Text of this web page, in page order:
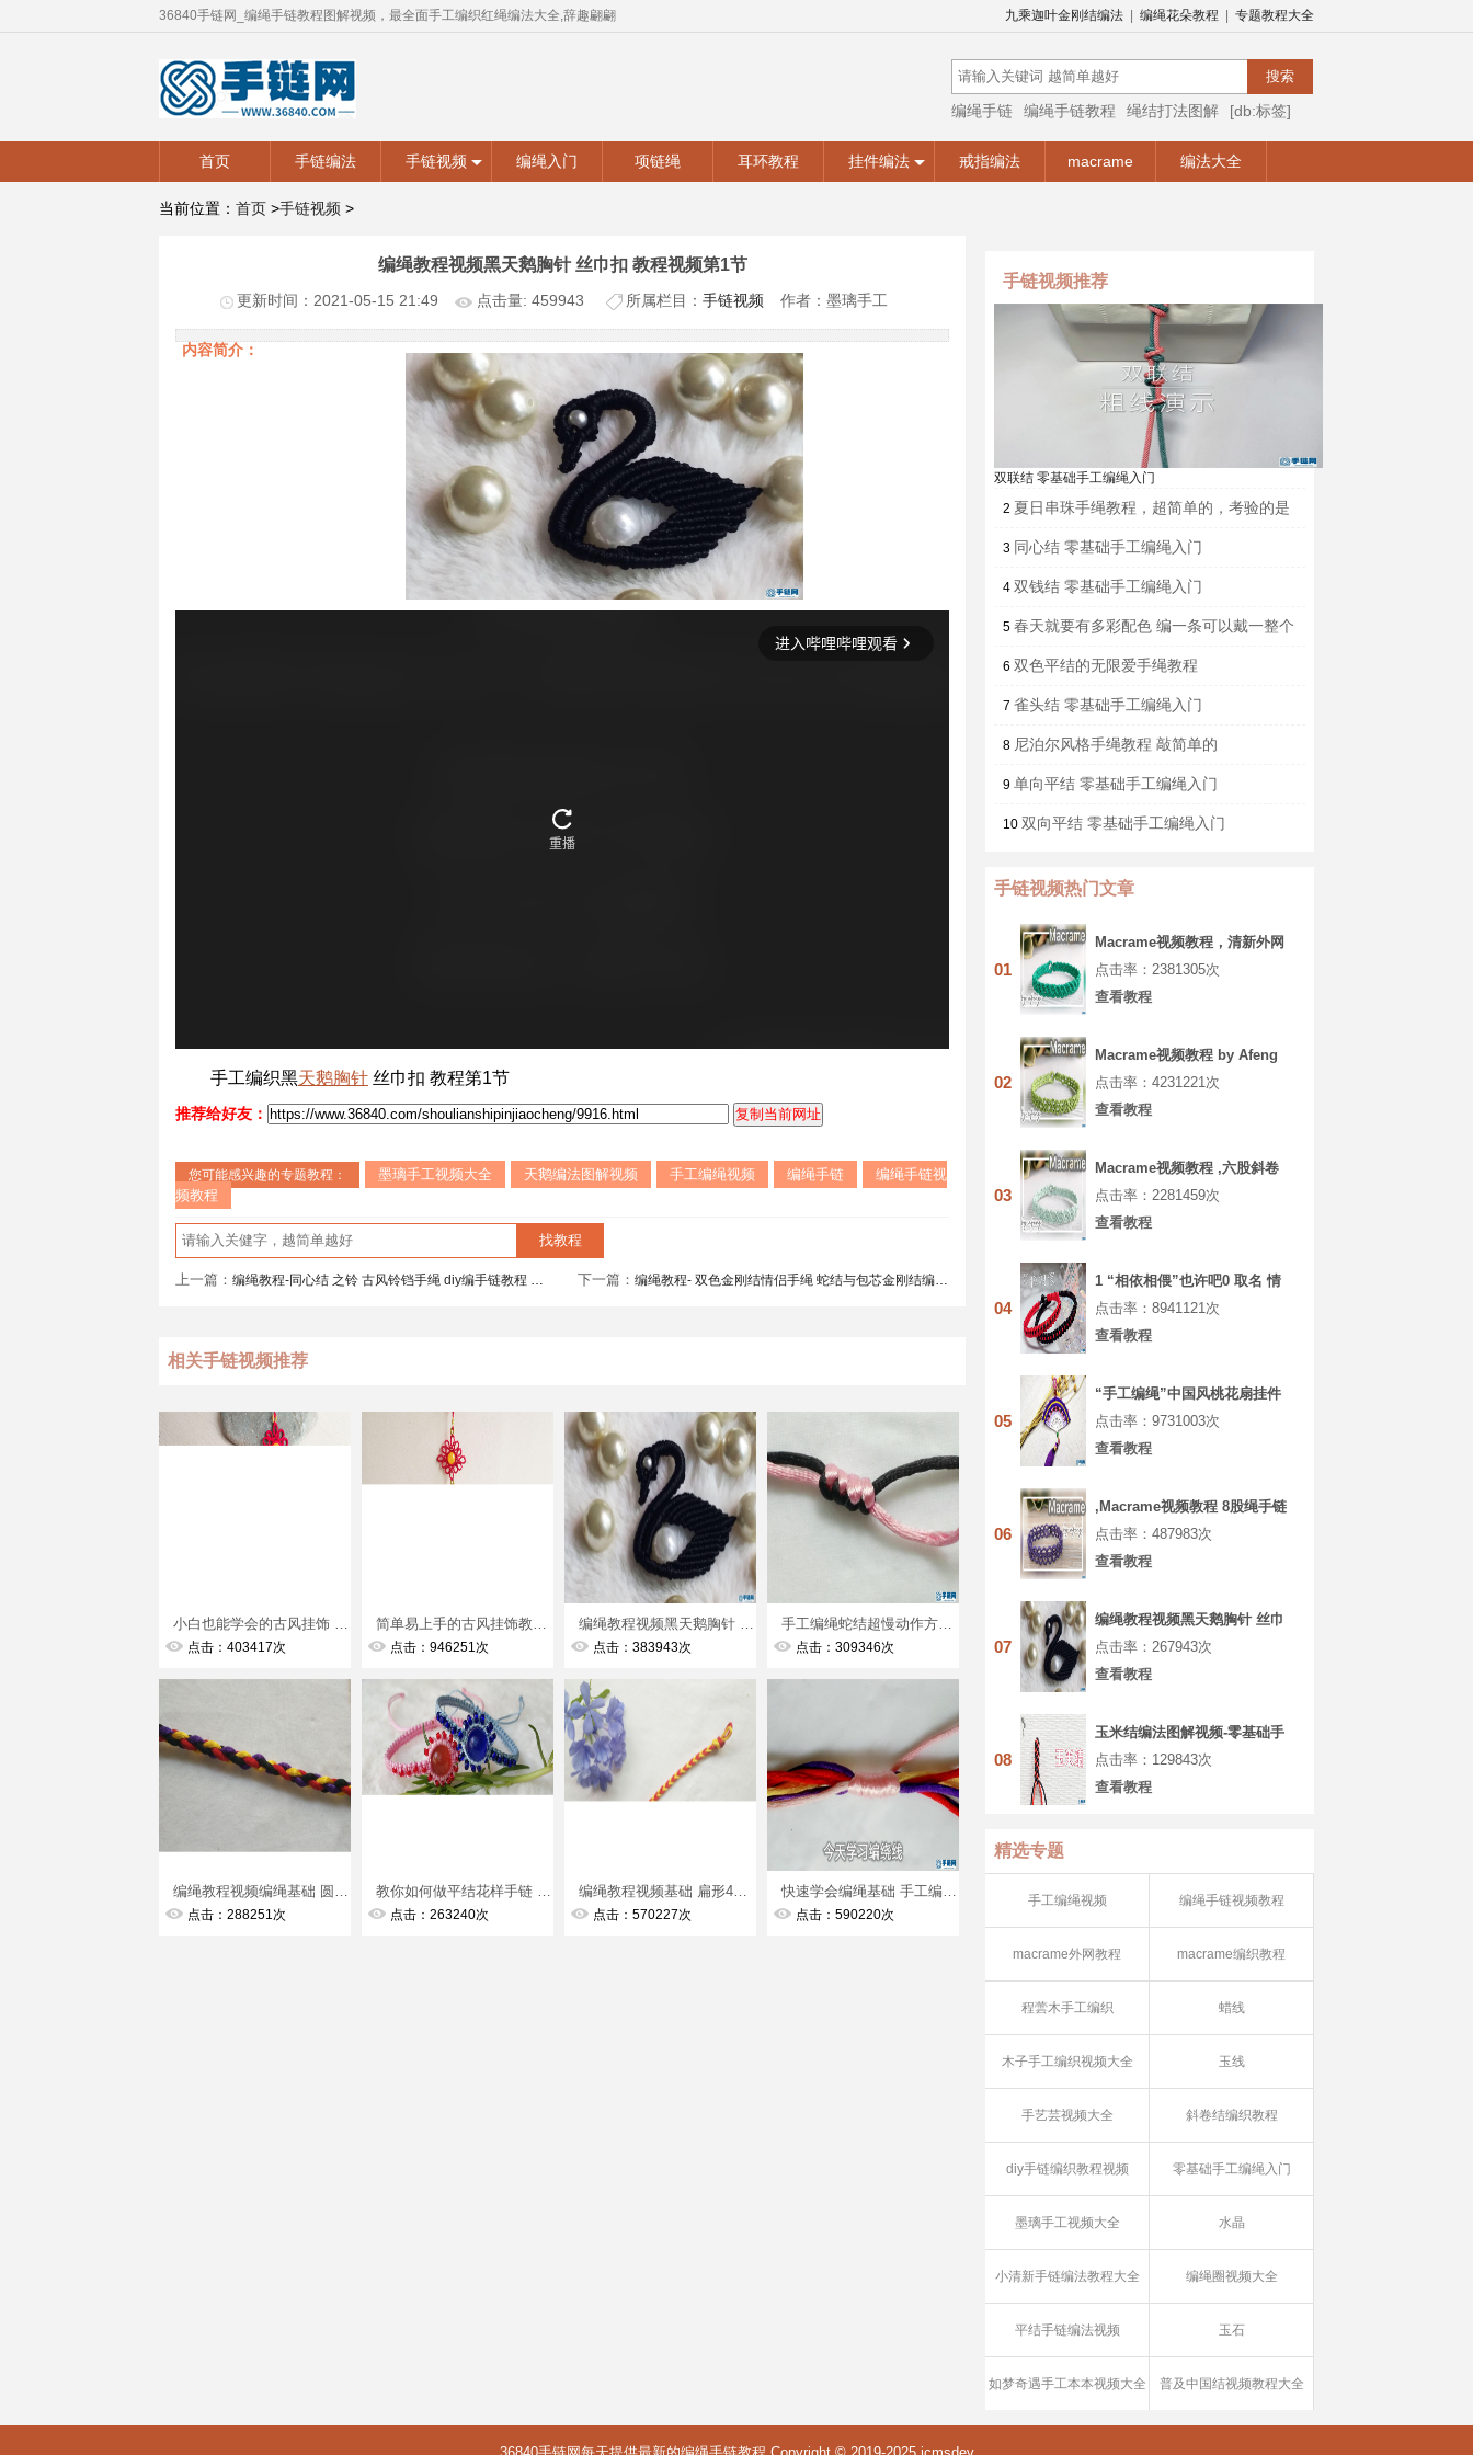
九乘迦叶金刚结编法 编绳花朵教程 专题教程大全
36840手链网_编绳手链教程图解视频，最全面手工编织红绳编法大全,辞趣翩翩
编绳手链 编绳手链教程 绳结打法图解
[db:标签]
首页
手链编法 手链视频 编绳入门 项链绳 耳环教程 挂件编法 戒指编法 macrame 编法大全
当前位置： 首页 >手链视频 >
手链视频推荐
双联结 零基础手工编绳入门
2 夏日串珠手绳教程，超简单的，考验的是
配色能力
3 同心结 零基础手工编绳入门
4 双钱结 零基础手工编绳入门
5 春天就要有多彩配色 编一条可以戴一整个
夏天的手绳
6 双色平结的无限爱手绳教程
7 雀头结 零基础手工编绳入门
8 尼泊尔风格手绳教程 敲简单的
9 单向平结 零基础手工编绳入门
10 双向平结 零基础手工编绳入门
手链视频热门文章
01
Macrame视频教程，清新外网
手链编织步骤
点击率：2381305次
查看教程
02
Macrame视频教程 by Afeng
编绳,6股绳编法
（1）,Macrame视频教程 手链
点击率：4231221次
查看教程
03
Macrame视频教程 ,六股斜卷
结手绳编织的方法
点击率：2281459次
查看教程
04
1 “相依相偎”也许吧0 取名 情
侣手绳
点击率：8941121次
查看教程
05
“手工编绳”中国风桃花扇挂件
编织教程视频（上集）
点击率：9731003次
查看教程
06
,Macrame视频教程 8股绳手链
编法步骤
点击率：487983次
查看教程
07
编绳教程视频黑天鹅胸针 丝巾
扣 教程视频第1节
点击率：267943次
查看教程
08
玉米结编法图解视频-零基础手
工编绳入门
点击率：129843次
查看教程
精选专题
手工编绳视频 编绳手链视频教程
macrame外网教程 macrame编织教程
程蕓木手工编织 蜡线
木子手工编织视频大全 玉线
手艺芸视频大全 斜卷结编织教程
diy手链编织教程视频 零基础手工编绳入门
墨璃手工视频大全 水晶
小清新手链编法教程大全 编绳圈视频大全
平结手链编法视频 玉石
如梦奇遇手工本本视频大全 普及中国结视频教程大全
编绳教程视频黑天鹅胸针 丝巾扣 教程视频第1节
更新时间：2021-05-15 21:49 点击量: 459943 所属栏目： 手链视频 作者：墨璃手工
内容简介：
手工编织黑天鹅胸针 丝巾扣 教程第1节
推荐给好友：
您可能感兴趣的专题教程： 墨璃手工视频大全 天鹅编法图解视频 手工编绳视频 编绳手链
编绳手链视
频教程
上一篇： 编绳教程-同心结 之铃 古风铃铛手绳 diy编手链教程 男生的配色可为黑蓝配 也非常漂亮哦 下一篇：编绳教程- 双色金刚结情侣手绳 蛇结与包芯金刚结编法相结合的一款红黑经典配色的情侣手绳 情人节快到了 把你的心意送给他吧!
相关手链视频推荐
小白也能学会的古风挂饰 编绳教程视频挂饰古风教程视频 第1节
点击：403417次
简单易上手的古风挂饰教程视频 编绳教程视频挂饰教程视频第2节
点击：946251次
编绳教程视频黑天鹅胸针 丝巾扣 教程视频第1节
点击：383943次
手工编绳蛇结超慢动作方法 快速学会编绳基础
点击：309346次
编绳教程视频编绳基础 圆形4股辫编法
点击：288251次
教你如何做平结花样手链 手工编绳串珠编绳教程视频
点击：263240次
编绳教程视频基础 扁形4股辫编法
点击：570227次
快速学会编绳基础 手工编绳绕线方法来了
点击：590220次